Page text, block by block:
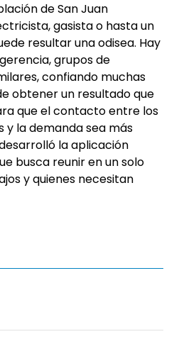
de San Juan
gasista o hasta un
resultar una odisea. Hay
grupos de
confiando muchas
obtener un resultado que
que el contacto entre los
y la demanda sea más
la aplicación
busca reunir en un solo
y quienes necesitan